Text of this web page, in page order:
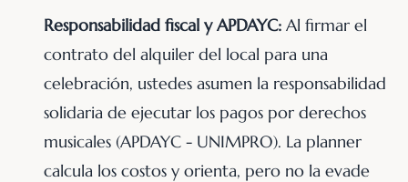
Responsabilidad fiscal y APDAYC: Al firmar el
contrato del alquiler del local para una
celebración, ustedes asumen la responsabilidad
solidaria de ejecutar los pagos por derechos
musicales (APDAYC - UNIMPRO). La planner
calcula los costos y orienta, pero no la evade